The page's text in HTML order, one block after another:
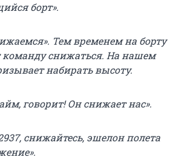
борт».
Тем временем на борту
команду снижаться. На нашем
набирать высоту.
говорит! Он снижает нас».
снижайтесь, эшелон полета